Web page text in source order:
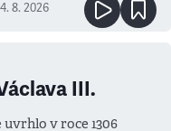
4. 8. 2026
III.